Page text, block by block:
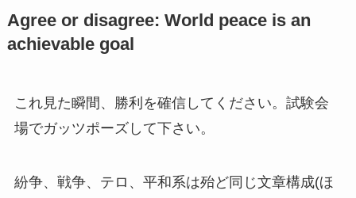
Agree or disagree: World peace is an
achievable goal
これ見た瞬間、勝利を確信してください。試験会
場でガッツポーズして下さい。
紛争、戦争、テロ、平和系は殆ど同じ文章構成(ほ